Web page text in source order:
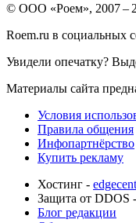
© ООО «Роем», 2007 –
Roem.ru в социальных
Увидели опечатку?
Материалы сайта
Условия
Правила общения
Инфопартнёрство
Купить рекламу
Хостинг -
Защита от DDOS -
Блог редакции